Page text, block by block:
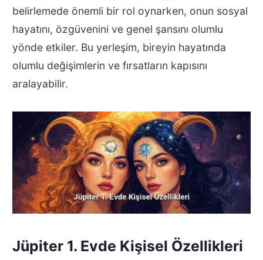
belirlemede önemli bir rol oynarken, onun sosyal
hayatını, özgüvenini ve genel şansını olumlu
yönde etkiler. Bu yerleşim, bireyin hayatında
olumlu değişimlerin ve fırsatların kapısını
aralayabilir.
Jüpiter 1. Evde Kişisel Özellikleri